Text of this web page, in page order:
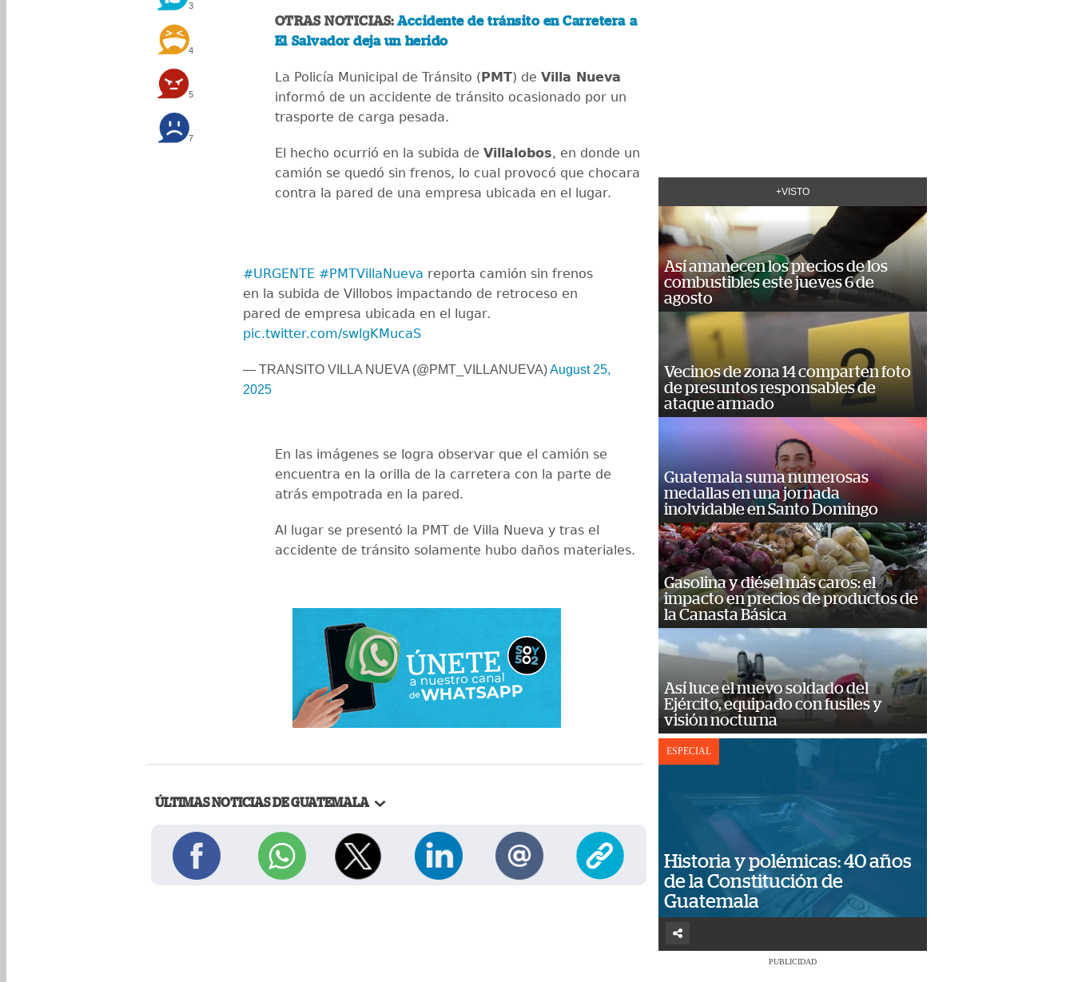
3
4
5
7
OTRAS NOTICIAS:Accidente de tránsito en Carretera a
El Salvador deja un herido
La Policía Municipal de Tránsito (PMT) de Villa Nueva
informó de un accidente de tránsito ocasionado por un
trasporte de carga pesada.
El hecho ocurrió en la subida de Villalobos, en donde un
camión se quedó sin frenos, lo cual provocó que chocara
contra la pared de una empresa ubicada en el lugar.
#URGENTE #PMTVillaNueva reporta camión sin frenos
en la subida de Villobos impactando de retroceso en
pared de empresa ubicada en el lugar.
pic.twitter.com/swlgKMucaS
— TRANSITO VILLA NUEVA (@PMT_VILLANUEVA)August 25,
2025
En las imágenes se logra observar que el camión se
encuentra en la orilla de la carretera con la parte de
atrás empotrada en la pared.
Al lugar se presentó la PMT de Villa Nueva y tras el
accidente de tránsito solamente hubo daños materiales.
ÚLTIMAS NOTICIAS DE GUATEMALA
+VISTO
Así amanecen los precios de los
combustibles este jueves 6 de
agosto
Vecinos de zona 14 comparten foto
de presuntos responsables de
ataque armado
Guatemala suma numerosas
medallas en una jornada
inolvidable en Santo Domingo
Gasolina y diésel más caros: el
impacto en precios de productos de
la Canasta Básica
Así luce el nuevo soldado del
Ejército, equipado con fusiles y
visión nocturna
ESPECIAL
Historia y polémicas: 40 años
de la Constitución de
Guatemala
PUBLICIDAD